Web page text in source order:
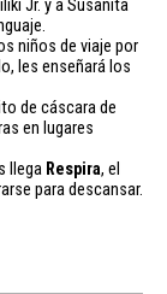
Jr. y a Susanita
niños de viaje por
les enseñará los
de cáscara de
en lugares
llega Respira, el
para descansar.